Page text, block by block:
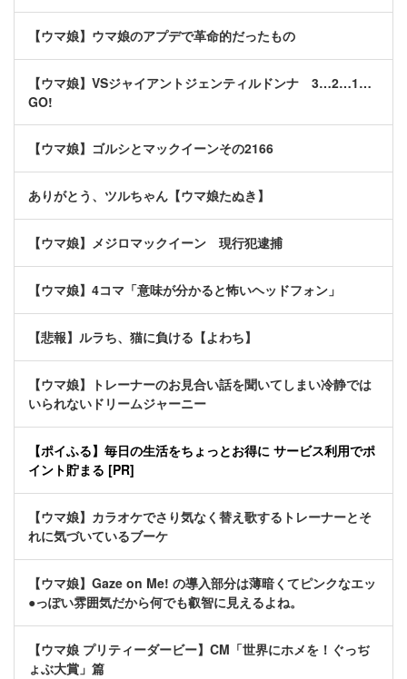
【ウマ娘】ウマ娘のアプデで革命的だったもの
【ウマ娘】VSジャイアントジェンティルドンナ 3…2…1…
GO!
【ウマ娘】ゴルシとマックイーンその2166
ありがとう、ツルちゃん【ウマ娘たぬき】
【ウマ娘】メジロマックイーン 現行犯逮捕
【ウマ娘】4コマ「意味が分かると怖いヘッドフォン」
【悲報】ルラち、猫に負ける【よわち】
【ウマ娘】トレーナーのお見合い話を聞いてしまい冷静では
いられないドリームジャーニー
【ポイふる】毎日の生活をちょっとお得に サービス利用でポ
イント貯まる [PR]
【ウマ娘】カラオケでさり気なく替え歌するトレーナーとそ
れに気づいているブーケ
【ウマ娘】Gaze on Me! の導入部分は薄暗くてピンクなエッ
●っぽい雰囲気だから何でも叡智に見えるよね。
【ウマ娘 プリティーダービー】CM「世界にホメを！ぐっぢ
ょぶ大賞」篇